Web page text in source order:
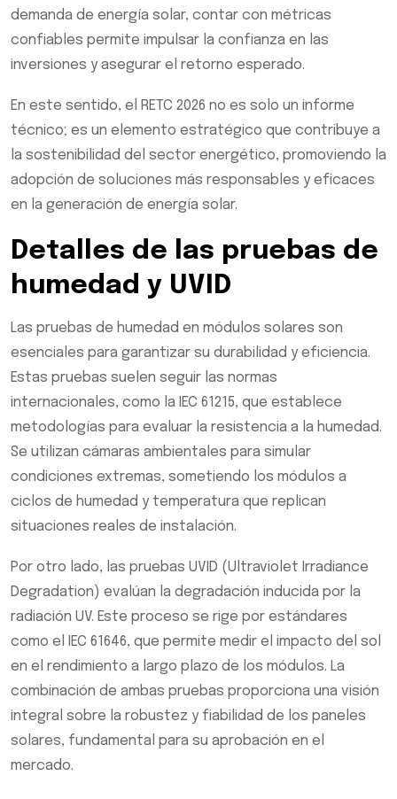
demanda de energía solar, contar con métricas
confiables permite impulsar la confianza en las
inversiones y asegurar el retorno esperado.
En este sentido, el RETC 2026 no es solo un informe
técnico; es un elemento estratégico que contribuye a
la sostenibilidad del sector energético, promoviendo la
adopción de soluciones más responsables y eficaces
en la generación de energía solar.
Detalles de las pruebas de
humedad y UVID
Las pruebas de humedad en módulos solares son
esenciales para garantizar su durabilidad y eficiencia.
Estas pruebas suelen seguir las normas
internacionales, como la IEC 61215, que establece
metodologías para evaluar la resistencia a la humedad.
Se utilizan cámaras ambientales para simular
condiciones extremas, sometiendo los módulos a
ciclos de humedad y temperatura que replican
situaciones reales de instalación.
Por otro lado, las pruebas UVID (Ultraviolet Irradiance
Degradation) evalúan la degradación inducida por la
radiación UV. Este proceso se rige por estándares
como el IEC 61646, que permite medir el impacto del sol
en el rendimiento a largo plazo de los módulos. La
combinación de ambas pruebas proporciona una visión
integral sobre la robustez y fiabilidad de los paneles
solares, fundamental para su aprobación en el
mercado.